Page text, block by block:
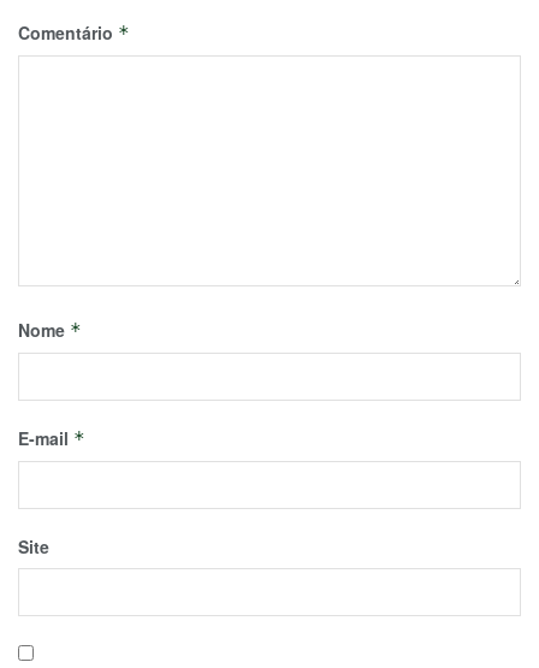
Comentário *
Nome *
E-mail *
Site